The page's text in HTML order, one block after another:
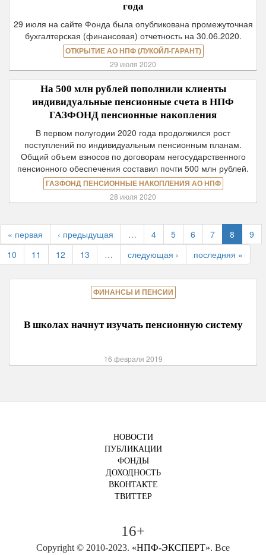
года
29 июля на сайте Фонда была опубликована промежуточная
бухгалтерская (финансовая) отчетность на 30.06.2020.
ОТКРЫТИЕ АО НПФ (ЛУКОЙЛ-ГАРАНТ)
29 июля 2020
На 500 млн рублей пополнили клиенты
индивидуальные пенсионные счета в НПФ
ГАЗФОНД пенсионные накопления
В первом полугодии 2020 года продолжился рост
поступлений по индивидуальным пенсионным планам.
Общий объем взносов по договорам негосударственного
пенсионного обеспечения составил почти 500 млн рублей.
ГАЗФОНД ПЕНСИОННЫЕ НАКОПЛЕНИЯ АО НПФ
28 июля 2020
« первая ‹ предыдущая … 4 5 6 7 8
9
10
11 12 13 … следующая › последняя »
ФИНАНСЫ И ПЕНСИИ
В школах начнут изучать пенсионную систему
16 февраля 2019
НОВОСТИ
ПУБЛИКАЦИИ
ФОНДЫ
ДОХОДНОСТЬ
ВКОНТАКТЕ
ТВИТТЕР
16+
Copyright © 2010-2023. «НПФ-ЭКСПЕРТ». Все